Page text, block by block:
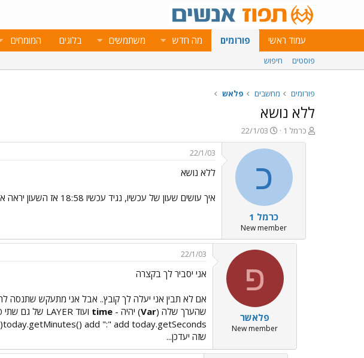
עמוד ראשי פורומים מה חדש משתמשים בלוגים המומחים
פוסטים חיפוש
פורומים מחשבים פלאש
ללא נושא
פ
ו
כרמל 1
פ
ו
ר
ם
ב
א
ר
י
ך
22/1/03
כ
כרמל 1
New member
22/1/03
ללא נושא
איך עושים שעון של עכשיו, נגיד עכשיו 18:58 אז השעון יראה את זה עכשיו ויעבור כל דקה...
פ
פלאשר
New member
22/1/03
אני יסביר לך בקצרה
שהערך שלה (Var) יהיה - time
today.getMinutes() add ":" add today.getSeconds(); שהוא יקבל את הזמן לתוך המשתנה
שזה יעדכן...